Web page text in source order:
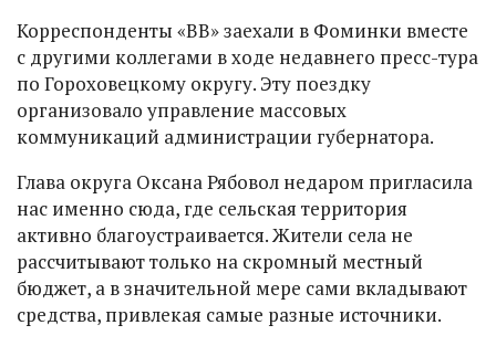
Корреспонденты «ВВ» заехали в Фоминки вместе
с другими коллегами в ходе недавнего пресс-тура
по Гороховецкому округу. Эту поездку
организовало управление массовых
коммуникаций администрации губернатора.
Глава округа Оксана Рябовол недаром пригласила
нас именно сюда, где сельская территория
активно благоустраивается. Жители села не
рассчитывают только на скромный местный
бюджет, а в значительной мере сами вкладывают
средства, привлекая самые разные источники.